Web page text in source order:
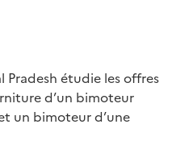
Pradesh étudie les offres
d’un bimoteur
un bimoteur d’une